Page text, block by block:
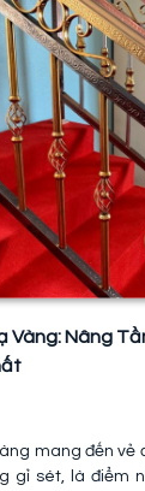
Vàng: Nâng
mang đến vẻ
gỉ sét, là điểm